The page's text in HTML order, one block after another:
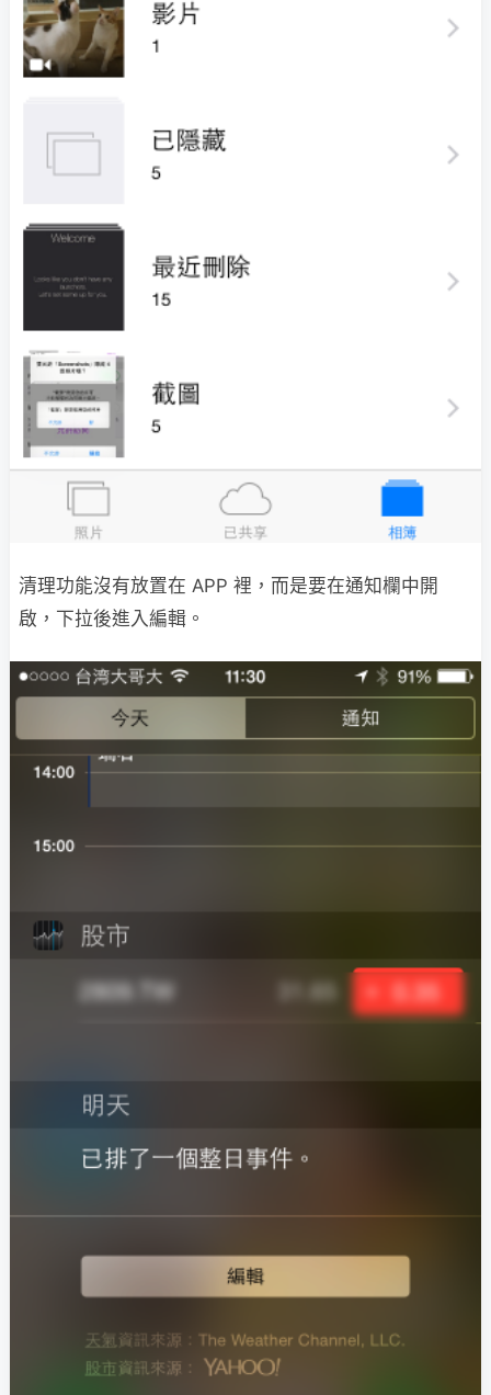
清理功能沒有放置在 APP 裡，而是要在通知欄中開
啟，下拉後進入編輯。